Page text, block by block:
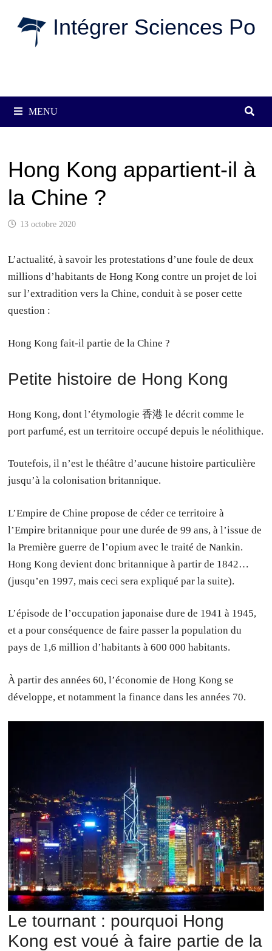
Intégrer Sciences Po
MENU
Hong Kong appartient-il à
la Chine ?
13 octobre 2020
L’actualité, à savoir les protestations d’une foule de deux
millions d’habitants de Hong Kong contre un projet de loi
sur l’extradition vers la Chine, conduit à se poser cette
question :
Hong Kong fait-il partie de la Chine ?
Petite histoire de Hong Kong
Hong Kong, dont l’étymologie 香港 le décrit comme le
port parfumé, est un territoire occupé depuis le néolithique.
Toutefois, il n’est le théâtre d’aucune histoire particulière
jusqu’à la colonisation britannique.
L’Empire de Chine propose de céder ce territoire à
l’Empire britannique pour une durée de 99 ans, à l’issue de
la Première guerre de l’opium avec le traité de Nankin.
Hong Kong devient donc britannique à partir de 1842…
(jusqu’en 1997, mais ceci sera expliqué par la suite).
L’épisode de l’occupation japonaise dure de 1941 à 1945,
et a pour conséquence de faire passer la population du
pays de 1,6 million d’habitants à 600 000 habitants.
À partir des années 60, l’économie de Hong Kong se
développe, et notamment la finance dans les années 70.
Le tournant : pourquoi Hong
Kong est voué à faire partie de la